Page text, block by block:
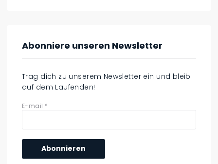
Abonniere unseren Newsletter
Trag dich zu unserem Newsletter ein und bleib
auf dem Laufenden!
E-mail *